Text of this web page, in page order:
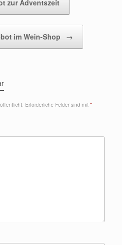
zur Adventszeit
im Wein-Shop →
Erforderliche Felder sind mit *